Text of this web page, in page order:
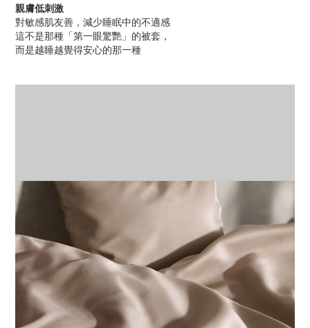
親膚低刺激
對敏感肌友善，減少睡眠中的不適感
這不是那種「第一眼驚艷」的被套，
而是越睡越覺得安心的那一種